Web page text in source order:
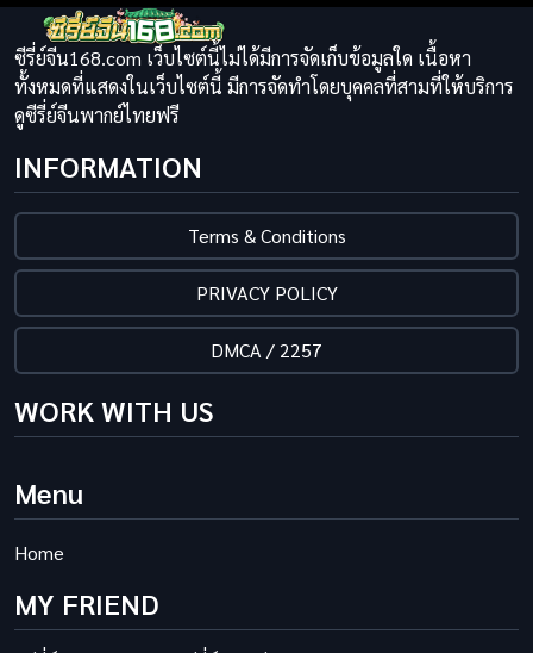
ซีรี่ย์จีน168.com เว็บไซต์นี้ไม่ได้มีการจัดเก็บข้อมูลใด เนื้อหา
ทั้งหมดที่แสดงในเว็บไซต์นี้ มีการจัดทำโดยบุคคลที่สามที่ให้บริการ
ดูซีรี่ย์จีนพากย์ไทยฟรี
INFORMATION
Terms & Conditions
PRIVACY POLICY
DMCA / 2257
WORK WITH US
Menu
Home
MY FRIEND